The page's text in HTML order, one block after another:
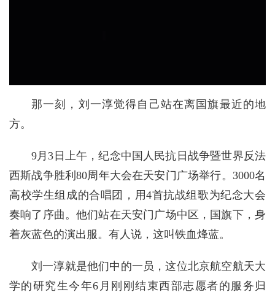
那一刻，刘一淳觉得自己站在离国旗最近的地
方。
9月3日上午，纪念中国人民抗日战争暨世界反法
西斯战争胜利80周年大会在天安门广场举行。3000名
高校学生组成的合唱团，用4首抗战组歌为纪念大会
奏响了序曲。他们站在天安门广场中区，国旗下，身
着灰蓝色的演出服。有人说，这叫铁血烽蓝。
刘一淳就是他们中的一员，这位北京航空航天大
学的研究生今年6月刚刚结束西部志愿者的服务归